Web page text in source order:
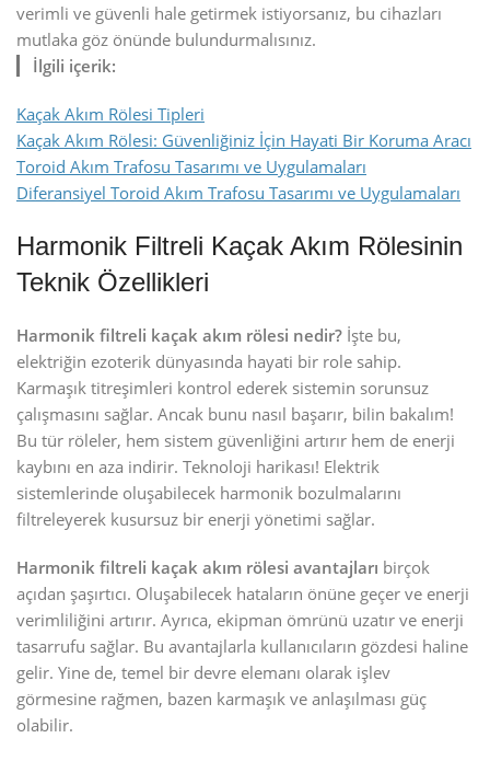
verimli ve güvenli hale getirmek istiyorsanız, bu cihazları
mutlaka göz önünde bulundurmalısınız.
İlgili içerik:
Kaçak Akım Rölesi Tipleri
Kaçak Akım Rölesi: Güvenliğiniz İçin Hayati Bir Koruma Aracı
Toroid Akım Trafosu Tasarımı ve Uygulamaları
Diferansiyel Toroid Akım Trafosu Tasarımı ve Uygulamaları
Harmonik Filtreli Kaçak Akım Rölesinin
Teknik Özellikleri
Harmonik filtreli kaçak akım rölesi nedir? İşte bu,
elektriğin ezoterik dünyasında hayati bir role sahip.
Karmaşık titreşimleri kontrol ederek sistemin sorunsuz
çalışmasını sağlar. Ancak bunu nasıl başarır, bilin bakalım!
Bu tür röleler, hem sistem güvenliğini artırır hem de enerji
kaybını en aza indirir. Teknoloji harikası! Elektrik
sistemlerinde oluşabilecek harmonik bozulmalarını
filtreleyerek kusursuz bir enerji yönetimi sağlar.
Harmonik filtreli kaçak akım rölesi avantajları birçok
açıdan şaşırtıcı. Oluşabilecek hataların önüne geçer ve enerji
verimliliğini artırır. Ayrıca, ekipman ömrünü uzatır ve enerji
tasarrufu sağlar. Bu avantajlarla kullanıcıların gözdesi haline
gelir. Yine de, temel bir devre elemanı olarak işlev
görmesine rağmen, bazen karmaşık ve anlaşılması güç
olabilir.